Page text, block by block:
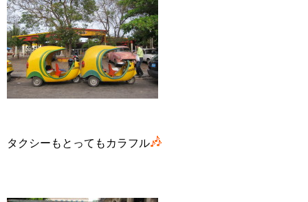
タクシーもとってもカラフル